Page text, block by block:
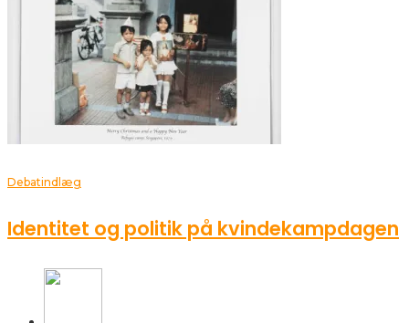
Debatindlæg
Identitet og politik på kvindekampdagen